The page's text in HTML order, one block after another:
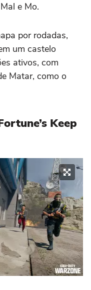
e Mo.
por rodadas,
um castelo
ativos, com
Matar, como o
Keep